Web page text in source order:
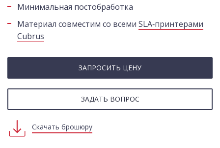
Минимальная постобработка
Материал совместим со всеми SLA‑принтерами
Cubrus
ЗАПРОСИТЬ ЦЕНУ
ЗАДАТЬ ВОПРОС
Скачать брошюру